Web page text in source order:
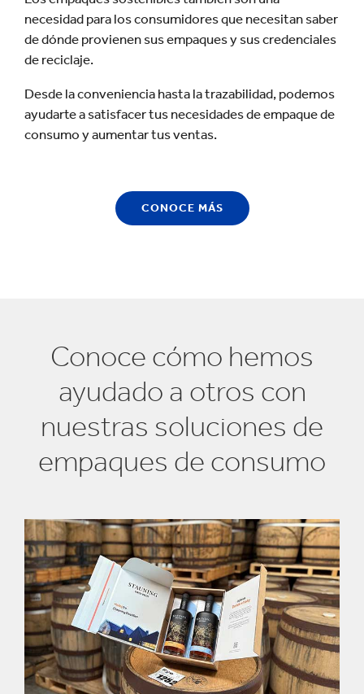
necesidad para los consumidores que necesitan saber
de dónde provienen sus empaques y sus credenciales
de reciclaje.
Desde la conveniencia hasta la trazabilidad, podemos
ayudarte a satisfacer tus necesidades de empaque de
consumo y aumentar tus ventas.
CONOCE MÁS
Conoce cómo hemos
ayudado a otros con
nuestras soluciones de
empaques de consumo